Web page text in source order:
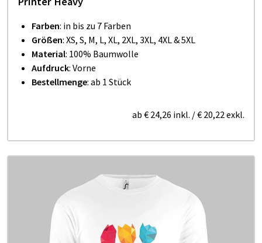
Farben: in bis zu 7 Farben
Größen: XS, S, M, L, XL, 2XL, 3XL, 4XL & 5XL
Material: 100% Baumwolle
Aufdruck: Vorne
Bestellmenge: ab 1 Stück
ab € 24,26 inkl. /€ 20,22exkl.